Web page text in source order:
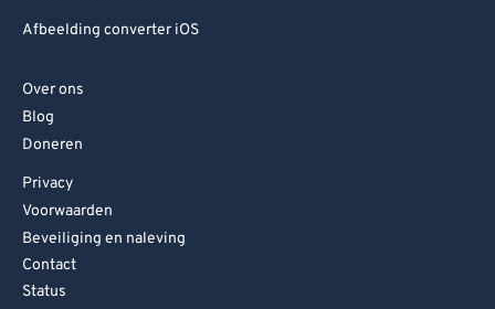
Afbeelding converter iOS
Over ons
Blog
Doneren
Privacy
Voorwaarden
Beveiliging en naleving
Contact
Status